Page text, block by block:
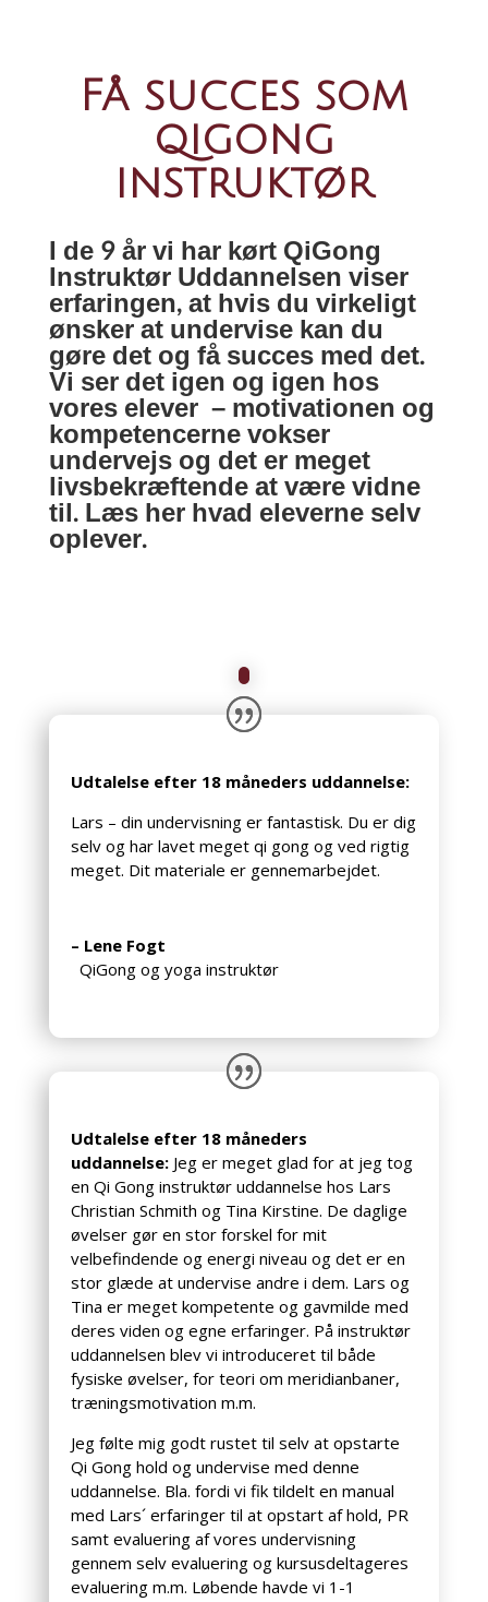
Få succes som
qigong
instruktør
I de 9 år vi har kørt QiGong
Instruktør Uddannelsen viser
erfaringen, at hvis du virkeligt
ønsker at undervise kan du
gøre det og få succes med det.
Vi ser det igen og igen hos
vores elever – motivationen og
kompetencerne vokser
undervejs og det er meget
livsbekræftende at være vidne
til. Læs her hvad eleverne selv
oplever.
Udtalelse efter 18 måneders uddannelse:
Lars – din undervisning er fantastisk. Du er dig
selv og har lavet meget qi gong og ved rigtig
meget. Dit materiale er gennemarbejdet.
– Lene Fogt
QiGong og yoga instruktør
Udtalelse efter 18 måneders
uddannelse: Jeg er meget glad for at jeg tog
en Qi Gong instruktør uddannelse hos Lars
Christian Schmith og Tina Kirstine. De daglige
øvelser gør en stor forskel for mit
velbefindende og energi niveau og det er en
stor glæde at undervise andre i dem. Lars og
Tina er meget kompetente og gavmilde med
deres viden og egne erfaringer. På instruktør
uddannelsen blev vi introduceret til både
fysiske øvelser, for teori om meridianbaner,
træningsmotivation m.m.
Jeg følte mig godt rustet til selv at opstarte
Qi Gong hold og undervise med denne
uddannelse. Bla. fordi vi fik tildelt en manual
med Lars´ erfaringer til at opstart af hold, PR
samt evaluering af vores undervisning
gennem selv evaluering og kursusdeltageres
evaluering m.m. Løbende havde vi 1-1